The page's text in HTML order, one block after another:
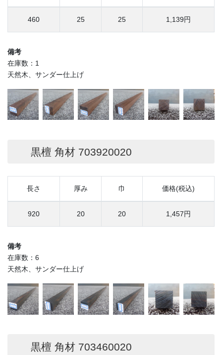
460 25 25 1,139円
備考
在庫数：1
天然木、サンダー仕上げ
黒檀 角材 703920020
長さ 厚み 巾 価格(税込)
920 20 20 1,457円
備考
在庫数：6
天然木、サンダー仕上げ
黒檀 角材 703460020